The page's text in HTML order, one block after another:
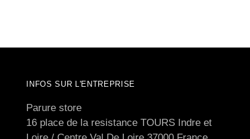
INFOS SUR L'ENTREPRISE
Parure store
16 place de la resistance TOURS Indre et